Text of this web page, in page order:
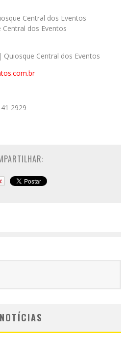
Central dos Eventos
dos Eventos
Central dos Eventos
com.br
2929